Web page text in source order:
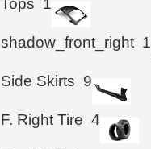
Tops 1
shadow_front_right 1
Side Skirts 9
F. Right Tire 4